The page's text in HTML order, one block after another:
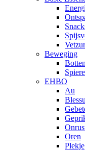
Beweging
EHBO
Au
Oren
Plekje